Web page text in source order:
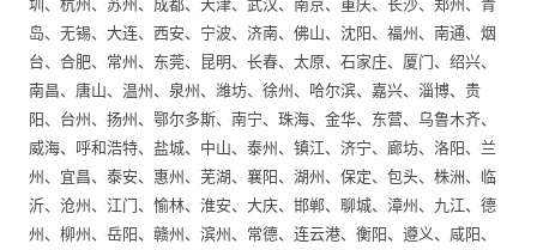
岛、无锡、大连、西安、宁波、济南、佛山、沈阳、福州、南通、烟
台、合肥、常州、东莞、昆明、长春、太原、石家庄、厦门、绍兴、
南昌、唐山、温州、泉州、潍坊、徐州、哈尔滨、嘉兴、淄博、贵
阳、台州、扬州、鄂尔多斯、南宁、珠海、金华、东营、乌鲁木齐、
威海、呼和浩特、盐城、中山、泰州、镇江、济宁、廊坊、洛阳、兰
州、宜昌、泰安、惠州、芜湖、襄阳、湖州、保定、包头、株洲、临
沂、沧州、江门、愉林、淮安、大庆、邯郸、聊城、漳州、九江、德
州、柳州、岳阳、赣州、滨州、常德、连云港、衡阳、遵义、咸阳、